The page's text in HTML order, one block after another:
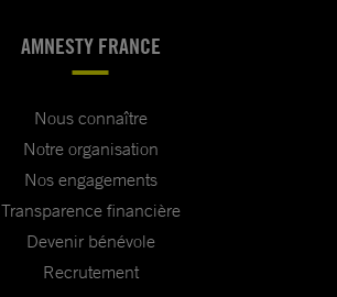
AMNESTY FRANCE
Nous connaître
Notre organisation
Nos engagements
Transparence financière
Devenir bénévole
Recrutement